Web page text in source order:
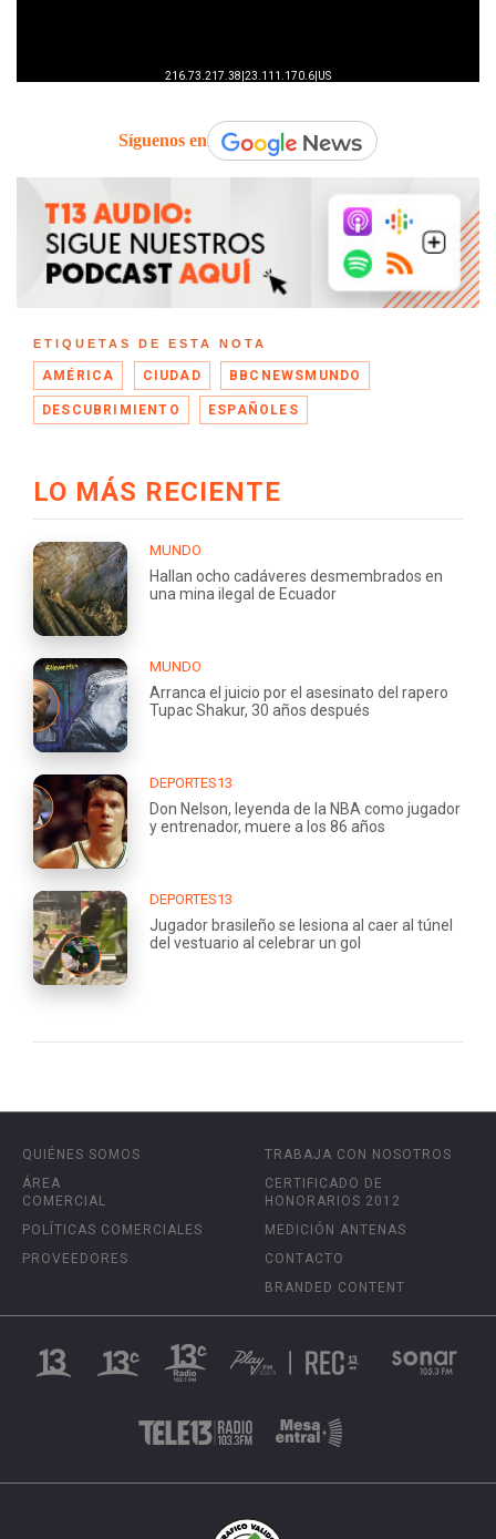
Síguenos en
ETIQUETAS DE ESTA NOTA
AMÉRICA CIUDAD BBCNEWSMUNDO
DESCUBRIMIENTO ESPAÑOLES
LO MÁS RECIENTE
MUNDO
Hallan ocho cadáveres desmembrados en
una mina ilegal de Ecuador
MUNDO
Arranca el juicio por el asesinato del rapero
Tupac Shakur, 30 años después
DEPORTES13
Don Nelson, leyenda de la NBA como jugador
y entrenador, muere a los 86 años
DEPORTES13
Jugador brasileño se lesiona al caer al túnel
del vestuario al celebrar un gol
QUIÉNES SOMOS
ÁREA
COMERCIAL
POLÍTICAS COMERCIALES
PROVEEDORES
TRABAJA CON NOSOTROS
CERTIFICADO DE
HONORARIOS 2012
MEDICIÓN ANTENAS
CONTACTO
BRANDED CONTENT